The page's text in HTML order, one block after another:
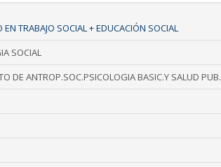
EN TRABAJO SOCIAL + EDUCACIÓN SOCIAL
SOCIAL
DE ANTROP.SOC.PSICOLOGIA BASIC.Y SALUD PUB.